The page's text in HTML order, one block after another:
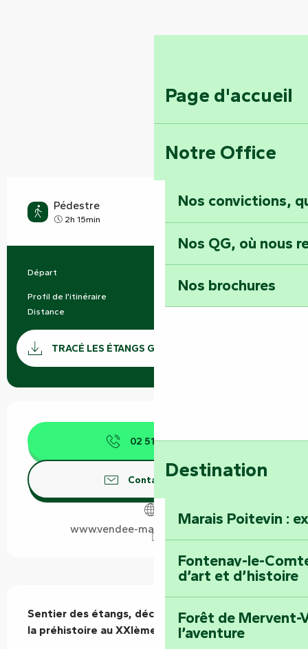
Page d'accueil
Notre Office
Nos convictions,
Nos QG, où nous
Nos brochures
Destination
Marais Poitevin :
Fontenay-le-
d’art et d’histoire
Forêt de Mervent-
l’aventure
Pédestre
2h 15min
Informations pratiques
Départ
Profil de l’itinéraire
Distance
Documentation
TRACÉ LES ÉTANGS GPX
02 51 69 44▒▒
Contactez-nous
www.vendee-maraispoitevin.com
Sentier des étangs, découvrez vos origines, de
la préhistoire au XXIème siècle.